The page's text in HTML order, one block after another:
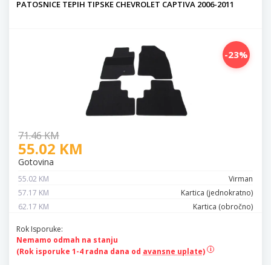
PATOSNICE TEPIH TIPSKE CHEVROLET CAPTIVA 2006-2011
-23%
71.46 KM
55.02 KM
Gotovina
55.02 KM
Virman
57.17 KM
Kartica (jednokratno)
62.17 KM
Kartica (obročno)
Rok Isporuke:
Nemamo odmah na stanju
(Rok isporuke 1-4 radna dana od avansne uplate)